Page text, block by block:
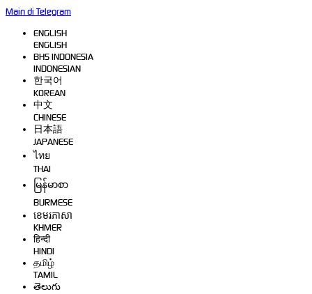
Main di Telegram
ENGLISH
ENGLISH
BHS INDONESIA
INDONESIAN
한국어
KOREAN
中文
CHINESE
日本語
JAPANESE
ไทย
THAI
မြန်မာစာ
BURMESE
ខេមរភាសា
KHMER
हिन्दी
HINDI
தமிழ்
TAMIL
తెలుగు